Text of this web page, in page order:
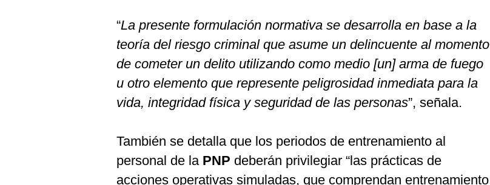
“La presente formulación normativa se desarrolla en base a la
teoría del riesgo criminal que asume un delincuente al momento
de cometer un delito utilizando como medio [un] arma de fuego
u otro elemento que represente peligrosidad inmediata para la
vida, integridad física y seguridad de las personas”, señala.
También se detalla que los periodos de entrenamiento al
personal de la PNP deberán privilegiar “las prácticas de
acciones operativas simuladas, que comprendan entrenamiento